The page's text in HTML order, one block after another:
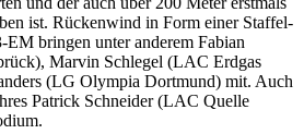
ist. Rückenwind in Form einer Staffel-
bringen unter anderem Fabian
Marvin Schlegel (LAC Erdgas
(LG Olympia Dortmund) mit. Auch
Patrick Schneider (LAC Quelle